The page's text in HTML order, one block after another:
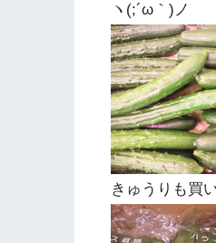
ヽ(;´ω｀)ノ
きゅうりも買